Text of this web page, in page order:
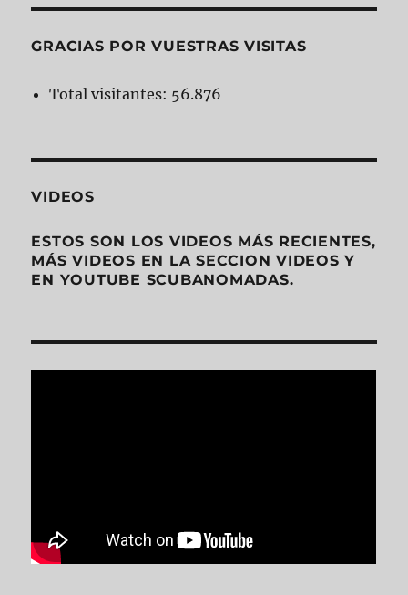
GRACIAS POR VUESTRAS VISITAS
Total visitantes: 56.876
VIDEOS
ESTOS SON LOS VIDEOS MÁS RECIENTES,
MÁS VIDEOS EN LA SECCION VIDEOS Y
EN YOUTUBE SCUBANOMADAS.